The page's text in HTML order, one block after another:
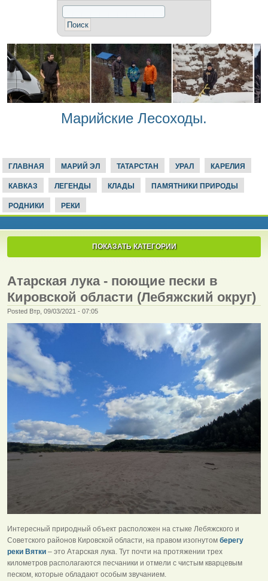
Марийские Лесоходы.
ГЛАВНАЯ МАРИЙ ЭЛ ТАТАРСТАН УРАЛ КАРЕЛИЯ
КАВКАЗ ЛЕГЕНДЫ КЛАДЫ ПАМЯТНИКИ ПРИРОДЫ
РОДНИКИ РЕКИ
ПОКАЗАТЬ КАТЕГОРИИ
Атарская лука - поющие пески в
Кировской области (Лебяжский округ)
Posted Втр, 09/03/2021 - 07:05
Интересный природный объект расположен на стыке Лебяжского и
Советского районов Кировской области, на правом изогнутом берегу
реки Вятки – это Атарская лука. Тут почти на протяжении трех
километров располагаются песчаники и отмели с чистым кварцевым
песком, которые обладают особым звучанием.